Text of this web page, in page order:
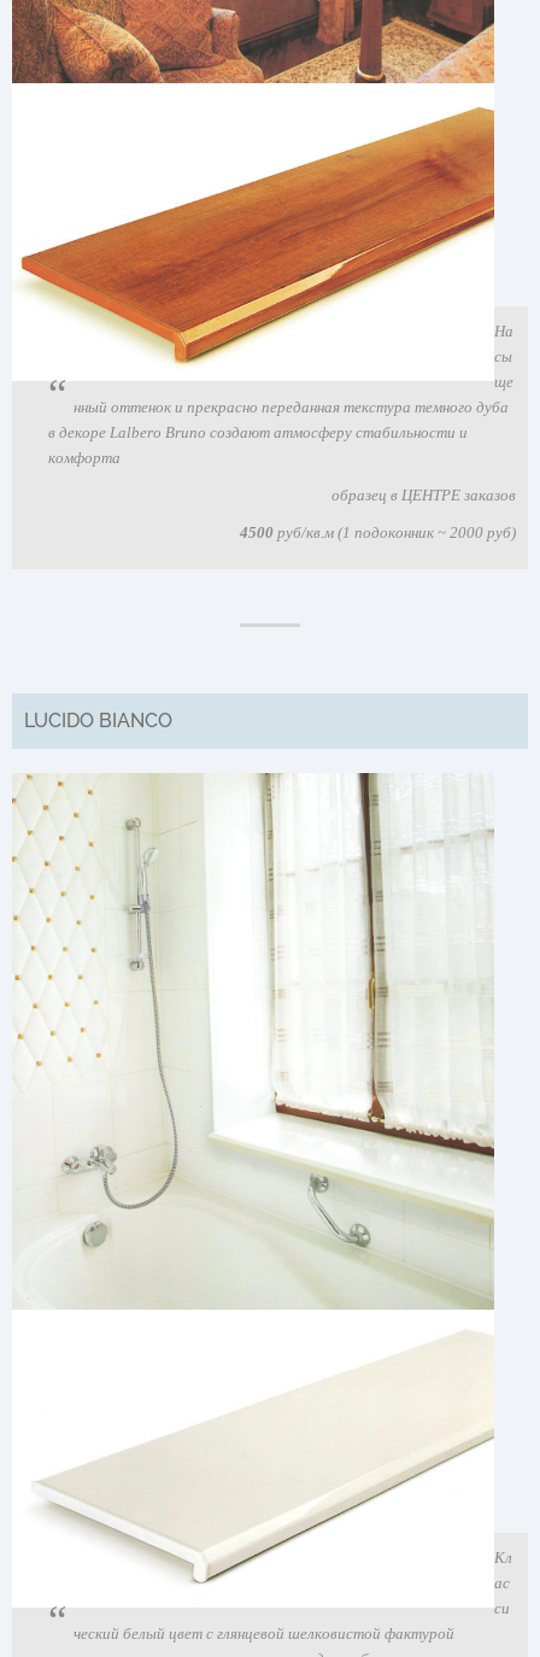
На
сы
ще
нный оттенок и прекрасно переданная текстура темного дуба
в декоре Lalbero Bruno создают атмосферу стабильности и
комфорта
образец в ЦЕНТРЕ заказов
4500 руб/кв.м (1 подоконник ~ 2000 руб)
LUCIDO BIANCO
Кл
ас
си
ческий белый цвет с глянцевой шелковистой фактурой